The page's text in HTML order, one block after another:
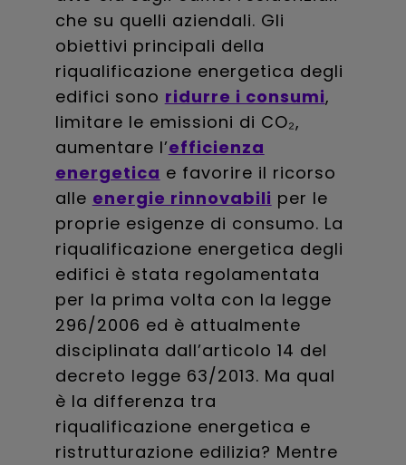
che su quelli aziendali. Gli
obiettivi principali della
riqualificazione energetica degli
edifici sono ridurre i consumi,
limitare le emissioni di CO₂,
aumentare l’efficienza
energetica e favorire il ricorso
alle energie rinnovabili per le
proprie esigenze di consumo. La
riqualificazione energetica degli
edifici è stata regolamentata
per la prima volta con la legge
296/2006 ed è attualmente
disciplinata dall’articolo 14 del
decreto legge 63/2013. Ma qual
è la differenza tra
riqualificazione energetica e
ristrutturazione edilizia? Mentre